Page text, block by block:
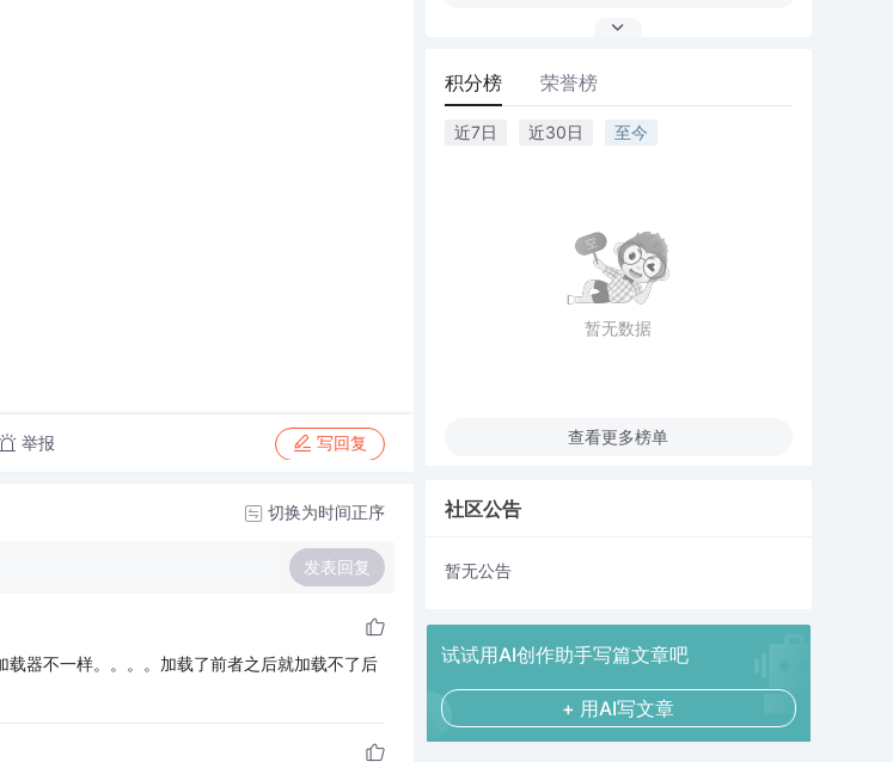
举报 写回复
切换为时间正序
发表回复
载器不一样。。。。加载了前者之后就加载不了后
积分榜 荣誉榜
近7日 近30日 至今
暂无数据
查看更多榜单
社区公告
暂无公告
试试用AI创作助手写篇文章吧
+ 用AI写文章